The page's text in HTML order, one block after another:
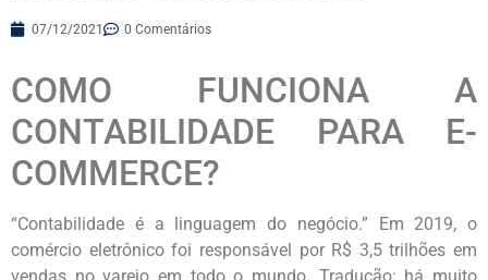
07/12/2021 0 Comentários
COMO FUNCIONA A
CONTABILIDADE PARA E-
COMMERCE?
“Contabilidade é a linguagem do negócio.” Em 2019, o
comércio eletrônico foi responsável por R$ 3,5 trilhões em